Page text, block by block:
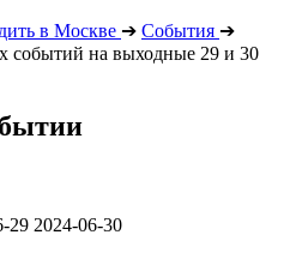
в Москве ➔ События ➔
событий на выходные 29 и 30
29 2024-06-30